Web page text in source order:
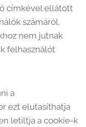
címkével ellátott
számáról.
nem jutnak
felhasználót
a
ezt elutasíthatja
letiltja a cookie-k